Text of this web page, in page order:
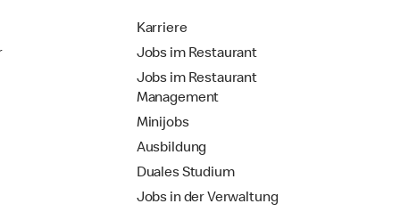
Karriere
Jobs im Restaurant
Jobs im Restaurant
Management
Minijobs
Ausbildung
Duales Studium
Jobs in der Verwaltung